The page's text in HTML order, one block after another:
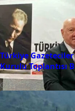
Türkiye
Kurulu Toplantısı
17 Şubat 2024